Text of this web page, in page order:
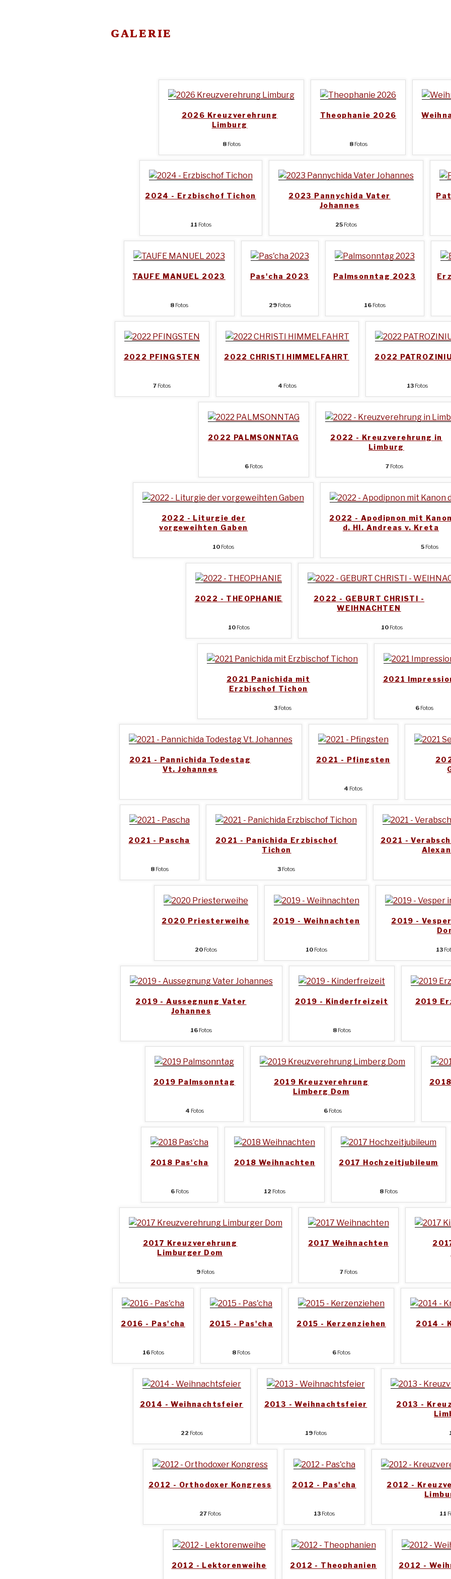
GALERIE
2026 Kreuzverehrung
Limburg
8Fotos
Theophanie 2026
8Fotos
2024 - Erzbischof Tichon
11 Fotos
2023 Pannychida Vater
Johannes
25Fotos
TAUFE MANUEL 2023
8Fotos
Pas'cha 2023
29Fotos
Palmsonntag 2023
16Fotos
2022 PFINGSTEN
7 Fotos
2022 CHRISTI HIMMELFAHRT
4 Fotos
2022
13 Fotos
2022 PALMSONNTAG
6Fotos
2022 - Kreuzverehrung in
Limburg
7 Fotos
2022 - Liturgie der
vorgeweihten Gaben
10Fotos
2022 - Apodipnon mit
d. Hl. Andreas v. Kreta
5Fotos
2022 - THEOPHANIE
10Fotos
2022 - GEBURT CHRISTI -
WEIHNACHTEN
10 Fotos
2021 Panichida mit
Erzbischof Tichon
3Fotos
2021
6Fotos
2021 - Pannichida Todestag
Vt. Johannes
2021 - Pfingsten
4 Fotos
2021 - Pascha
8Fotos
2021 - Panichida Erzbischof
Tichon
3Fotos
2021 -
2020 Priesterweihe
20Fotos
2019 - Weihnachten
10 Fotos
2019 -
13
2019 - Aussegnung Vater
Johannes
16 Fotos
2019 - Kinderfreizeit
8Fotos
2019
2019 Palmsonntag
4 Fotos
2019 Kreuzverehrung
Limberg Dom
6Fotos
2018 Pas'cha
6Fotos
2018 Weihnachten
12 Fotos
2017 Hochzeitjubileum
8 Fotos
2017 Kreuzverehrung
Limburger Dom
9 Fotos
2017 Weihnachten
7Fotos
2016 - Pas'cha
16Fotos
2015 - Pas'cha
8 Fotos
2015 - Kerzenziehen
6 Fotos
2014 -
2014 - Weihnachtsfeier
22 Fotos
2013 - Weihnachtsfeier
19Fotos
2013 -
2012 - Orthodoxer Kongress
27Fotos
2012 - Pas'cha
13 Fotos
2012 -
11
2012 - Lektorenweihe 2012 - Theophanien 2012 -